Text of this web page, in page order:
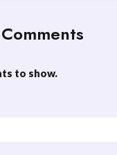
to show.